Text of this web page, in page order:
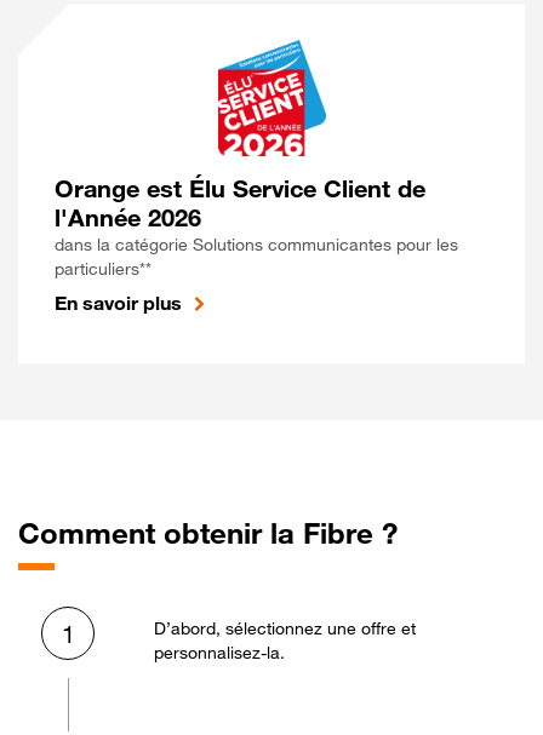
Orange est Élu Service Client de
l'Année 2026
dans la catégorie Solutions communicantes pour les
particuliers**
En savoir plus
Comment obtenir la Fibre ?
1
D’abord, sélectionnez une offre et
personnalisez-la.